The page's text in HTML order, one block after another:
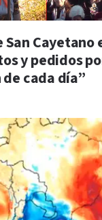
Cayetano
y pedidos
cada día”